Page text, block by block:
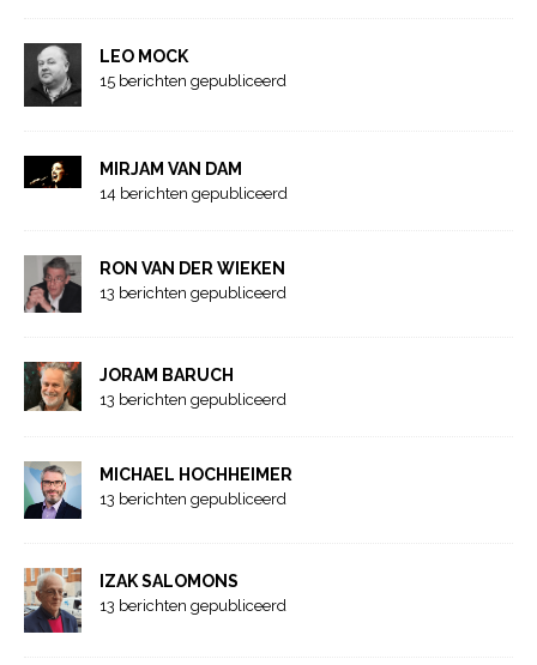
LEO MOCK
15 berichten gepubliceerd
MIRJAM VAN DAM
14 berichten gepubliceerd
RON VAN DER WIEKEN
13 berichten gepubliceerd
JORAM BARUCH
13 berichten gepubliceerd
MICHAEL HOCHHEIMER
13 berichten gepubliceerd
IZAK SALOMONS
13 berichten gepubliceerd